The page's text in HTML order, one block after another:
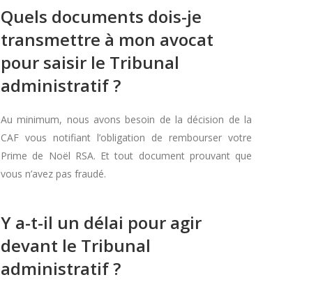
Quels documents dois-je
transmettre à mon avocat
pour saisir le Tribunal
administratif ?
Au minimum, nous avons besoin de la décision de la
CAF vous notifiant l’obligation de rembourser votre
Prime de Noël RSA. Et tout document prouvant que
vous n’avez pas fraudé.
Y a-t-il un délai pour agir
devant le Tribunal
administratif ?